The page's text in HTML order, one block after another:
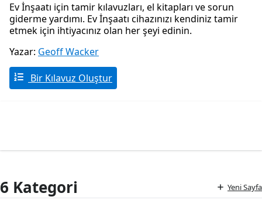
Ev İnşaatı için tamir kılavuzları, el kitapları ve sorun
giderme yardımı. Ev İnşaatı cihazınızı kendiniz tamir
etmek için ihtiyacınız olan her şeyi edinin.
Yazar: Geoff Wacker
Bir Kılavuz Oluştur
6 Kategori Yeni Sayfa